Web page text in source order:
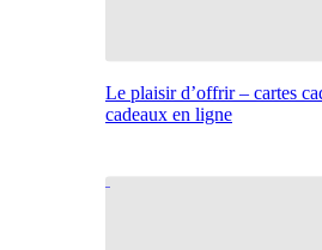
Le plaisir d’offrir – cartes
cadeaux en ligne